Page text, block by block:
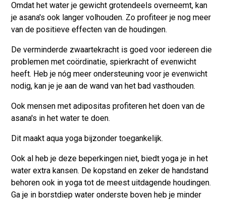
Omdat het water je gewicht grotendeels overneemt, kan
je asana's ook langer volhouden. Zo profiteer je nog meer
van de positieve effecten van de houdingen.
Deverminderde zwaartekracht is goed voor iedereen die
problemen met coördinatie, spierkracht of evenwicht
heeft. Heb je nóg meer ondersteuning voor je evenwicht
nodig, kan je je aan de wand van het badvasthouden.
Ook mensen met adipositas profiteren het doen van de
asana's in het water te doen.
Dit maakt aqua yoga bijzondertoegankelijk.
Ook al heb je deze beperkingen niet, biedt yoga je in het
waterextra kansen. De kopstand en zeker de handstand
behoren ook in yoga tot de meest uitdagende houdingen.
Ga je in borstdiep water onderste boven heb je minder